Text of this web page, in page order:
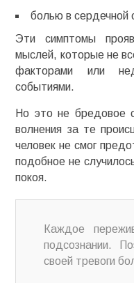
болью в сердечной
Эти симптомы
мыслей, которые не
факторами или
событиями.
Но это не бредовое
волнения за те
человек не смог
подобное не
покоя.
Каждое
подсознании.
своей тревоги